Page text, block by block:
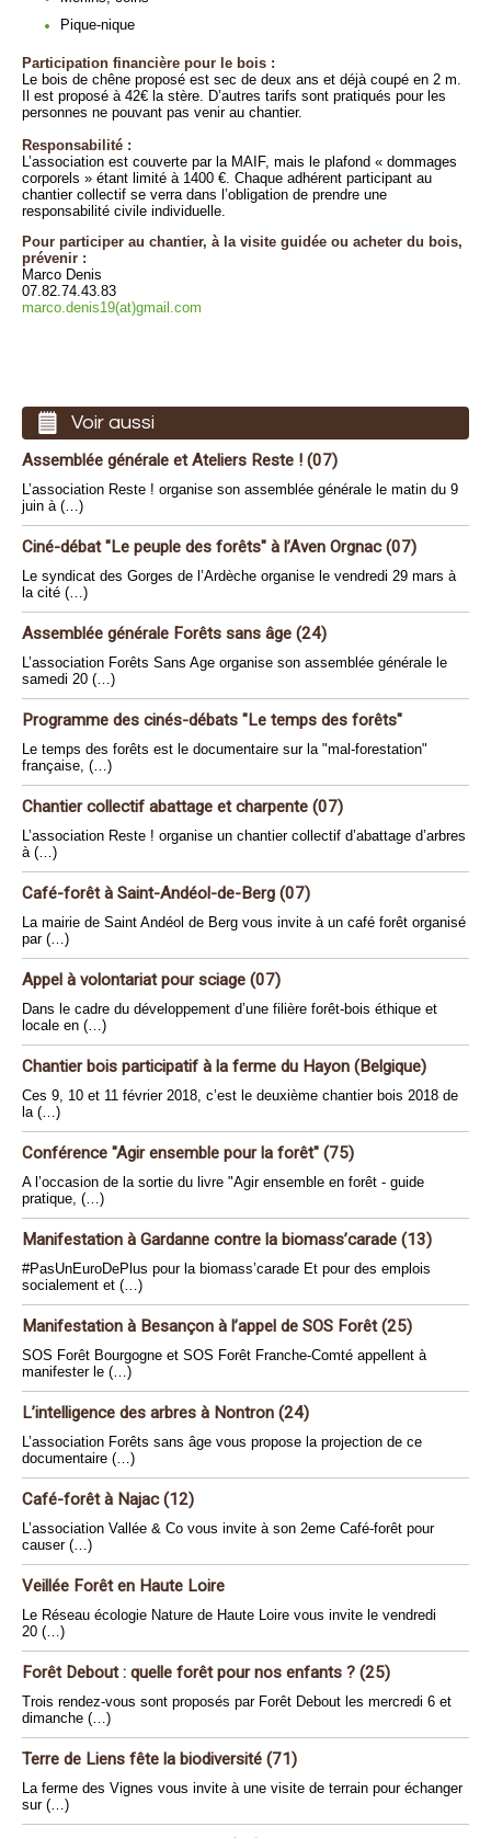
Pique-nique
Participation financière pour le bois :
Le bois de chêne proposé est sec de deux ans et déjà coupé en 2 m.
Il est proposé à 42€ la stère. D’autres tarifs sont pratiqués pour les
personnes ne pouvant pas venir au chantier.
Responsabilité :
L’association est couverte par la MAIF, mais le plafond « dommages
corporels » étant limité à 1400 €. Chaque adhérent participant au
chantier collectif se verra dans l’obligation de prendre une
responsabilité civile individuelle.
Pour participer au chantier, à la visite guidée ou acheter du bois,
prévenir :
Marco Denis
07.82.74.43.83
marco.denis19(at)gmail.com
Voir aussi
Assemblée générale et Ateliers Reste ! (07)
L’association Reste ! organise son assemblée générale le matin du 9
juin à (…)
Ciné-débat "Le peuple des forêts" à l’Aven Orgnac (07)
Le syndicat des Gorges de l’Ardèche organise le vendredi 29 mars à
la cité (…)
Assemblée générale Forêts sans âge (24)
L’association Forêts Sans Age organise son assemblée générale le
samedi 20 (…)
Programme des cinés-débats "Le temps des forêts"
Le temps des forêts est le documentaire sur la "mal-forestation"
française, (…)
Chantier collectif abattage et charpente (07)
L’association Reste ! organise un chantier collectif d’abattage d’arbres
à (…)
Café-forêt à Saint-Andéol-de-Berg (07)
La mairie de Saint Andéol de Berg vous invite à un café forêt organisé
par (…)
Appel à volontariat pour sciage (07)
Dans le cadre du développement d’une filière forêt-bois éthique et
locale en (…)
Chantier bois participatif à la ferme du Hayon (Belgique)
Ces 9, 10 et 11 février 2018, c’est le deuxième chantier bois 2018 de
la (…)
Conférence "Agir ensemble pour la forêt" (75)
A l’occasion de la sortie du livre "Agir ensemble en forêt - guide
pratique, (…)
Manifestation à Gardanne contre la biomass’carade (13)
#PasUnEuroDePlus pour la biomass’carade Et pour des emplois
socialement et (…)
Manifestation à Besançon à l’appel de SOS Forêt (25)
SOS Forêt Bourgogne et SOS Forêt Franche-Comté appellent à
manifester le (…)
L’intelligence des arbres à Nontron (24)
L’association Forêts sans âge vous propose la projection de ce
documentaire (…)
Café-forêt à Najac (12)
L’association Vallée & Co vous invite à son 2eme Café-forêt pour
causer (…)
Veillée Forêt en Haute Loire
Le Réseau écologie Nature de Haute Loire vous invite le vendredi
20 (…)
Forêt Debout : quelle forêt pour nos enfants ? (25)
Trois rendez-vous sont proposés par Forêt Debout les mercredi 6 et
dimanche (…)
Terre de Liens fête la biodiversité (71)
La ferme des Vignes vous invite à une visite de terrain pour échanger
sur (…)